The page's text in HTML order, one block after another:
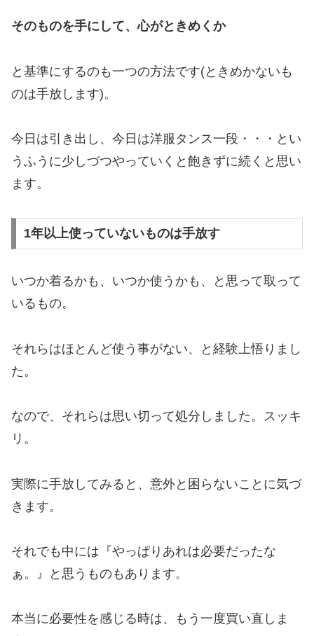
そのものを手にして、心がときめくか
と基準にするのも一つの方法です(ときめかないも
のは手放します)。
今日は引き出し、今日は洋服タンス一段・・・とい
うふうに少しづつやっていくと飽きずに続くと思い
ます。
1年以上使っていないものは手放す
いつか着るかも、いつか使うかも、と思って取って
いるもの。
それらはほとんど使う事がない、と経験上悟りまし
た。
なので、それらは思い切って処分しました。スッキ
リ。
実際に手放してみると、意外と困らないことに気づ
きます。
それでも中には『やっぱりあれは必要だったな
ぁ。』と思うものもあります。
本当に必要性を感じる時は、もう一度買い直しま